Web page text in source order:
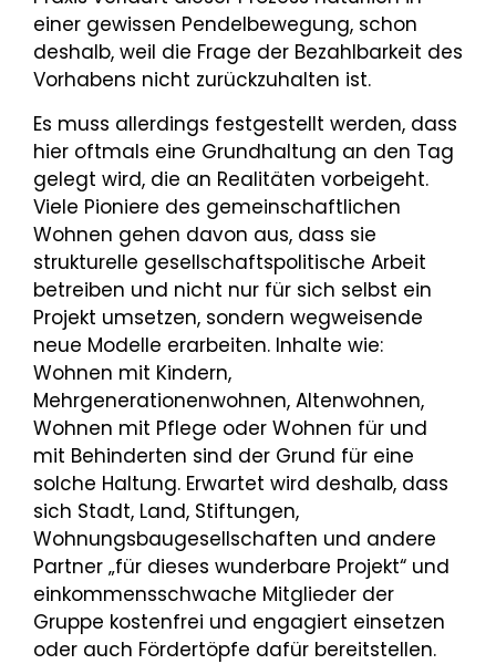
einer gewissen Pendelbewegung, schon
deshalb, weil die Frage der Bezahlbarkeit des
Vorhabens nicht zurückzuhalten ist.
Es muss allerdings festgestellt werden, dass
hier oftmals eine Grundhaltung an den Tag
gelegt wird, die an Realitäten vorbeigeht.
Viele Pioniere des gemeinschaftlichen
Wohnen gehen davon aus, dass sie
strukturelle gesellschaftspolitische Arbeit
betreiben und nicht nur für sich selbst ein
Projekt umsetzen, sondern wegweisende
neue Modelle erarbeiten. Inhalte wie:
Wohnen mit Kindern,
Mehrgenerationenwohnen, Altenwohnen,
Wohnen mit Pflege oder Wohnen für und
mit Behinderten sind der Grund für eine
solche Haltung. Erwartet wird deshalb, dass
sich Stadt, Land, Stiftungen,
Wohnungsbaugesellschaften und andere
Partner „für dieses wunderbare Projekt“ und
einkommensschwache Mitglieder der
Gruppe kostenfrei und engagiert einsetzen
oder auch Fördertöpfe dafür bereitstellen.